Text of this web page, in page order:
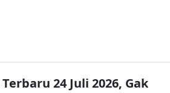
24 Juli 2026, Gak